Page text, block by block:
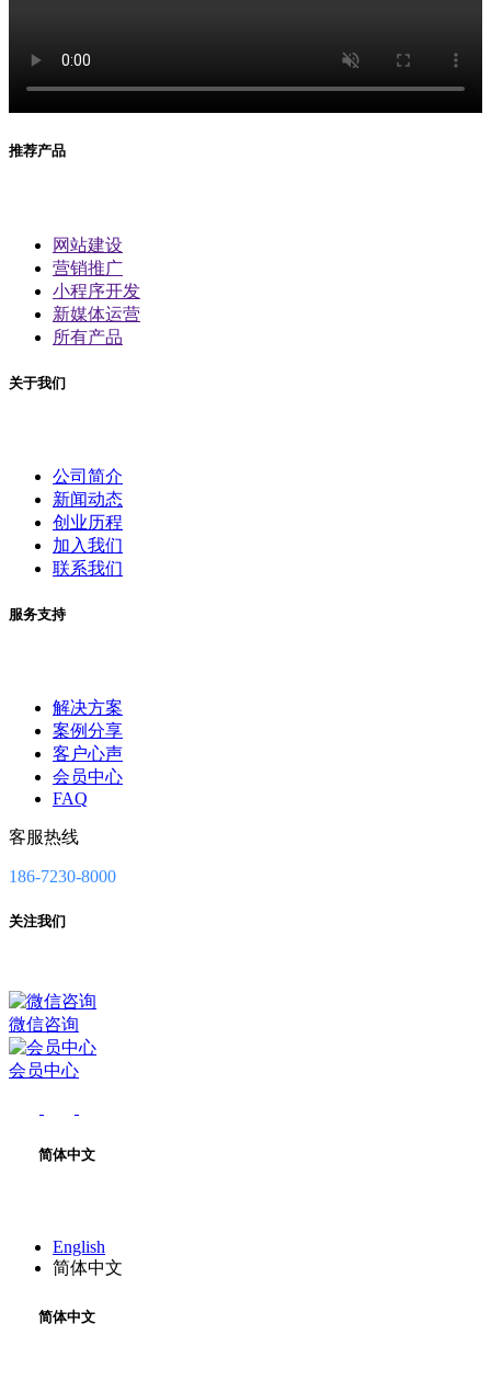
推荐产品
网站建设
营销推广
小程序开发
新媒体运营
所有产品
关于我们
公司简介
新闻动态
创业历程
加入我们
联系我们
服务支持
解决方案
案例分享
客户心声
会员中心
FAQ
客服热线
186-7230-8000
关注我们
微信咨询
会员中心
简体中文
English
简体中文
简体中文